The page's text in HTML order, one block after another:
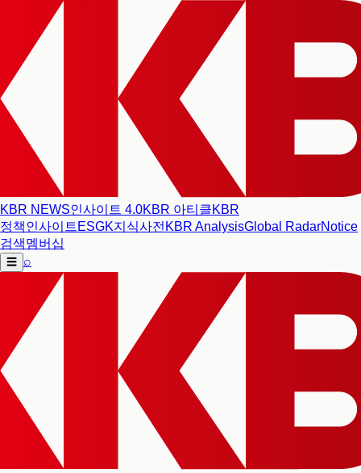
KBR NEWS인사이트 4.0KBR 아티클KBR
정책인사이트 ESGK지식사전 KBR AnalysisGlobal RadarNotice
검색멤버십
☰ ⌕